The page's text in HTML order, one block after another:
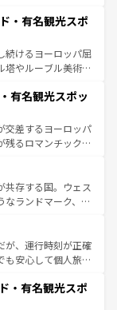
ツ一覧を参照してほ
メンコ、熱気あふ
の一部となってい
気や、バルセロナの
代ローマ遺跡や中世
スペインはその個
・有名観光スポ
続けるヨーロッパ屈
塔やルーブル美術館
宮殿、歴史的な大
が、訪れる者を心
の国としても知ら
遺産にも登録されて
み方が可能だ。さ
ており、どの街角に
リ以外の個性あふ
有名観光スポッ
交差するヨーロッパ
残るロマンチック街
ることがない。ベ
アルプスの絶景、そ
風景は必見。ビール
新着の
てほしい。
共存する国。ウェス
なランドマーク、歴
雅なアフタヌーン
国パブ、サッカー観
豊富。イギリスを旅
が、運行時刻が正確
も安心して個人旅行
ではのユニークな
町歩きも満喫する
・有名観光スポ